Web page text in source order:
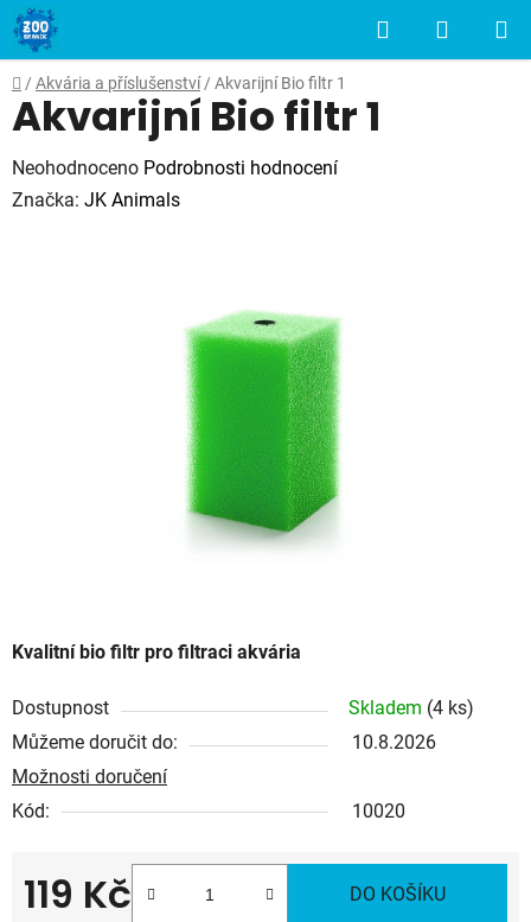
Přejít
na
obsah
Hledat
KOŠÍK
Domů
/ Akvária a příslušenství / Akvarijní Bio filtr 1
Kvalitní bio filtr pro filtraci akvária
Dostupnost Skladem (4 ks)
Můžeme doručit do:
10.8.2026
Možnosti doručení
Kód:
10020
119 Kč DO KOŠÍKU
Akvarijní Bio filtr 1
Průměrné
hodnocení
Neohodnoceno Podrobnosti hodnocení
Značka: JK Animals